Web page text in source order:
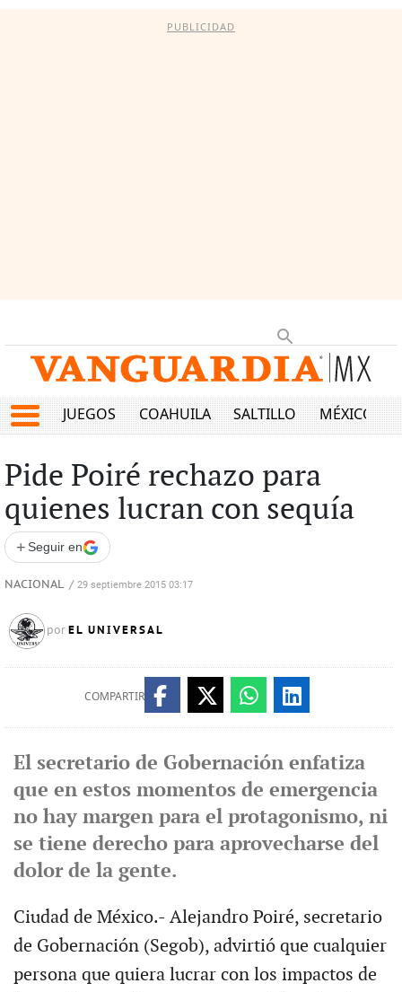
PUBLICIDAD
JUEGOS COAHUILA SALTILLO MÉXICO
Pide Poiré rechazo para
quienes lucran con sequía
+ Seguir en
NACIONAL / 29 septiembre 2015 03:17
por EL UNIVERSAL
COMPARTIR
El secretario de Gobernación enfatiza
que en estos momentos de emergencia
no hay margen para el protagonismo, ni
se tiene derecho para aprovecharse del
dolor de la gente.
Ciudad de México.- Alejandro Poiré, secretario
de Gobernación (Segob), advirtió que cualquier
persona que quiera lucrar con los impactos de